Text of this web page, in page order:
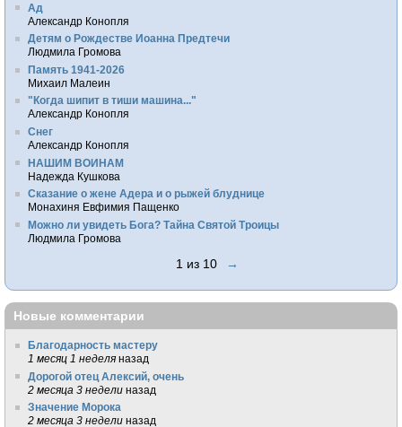
Ад
Александр Конопля
Детям о Рождестве Иоанна Предтечи
Людмила Громова
Память 1941-2026
Михаил Малеин
"Когда шипит в тиши машина..."
Александр Конопля
Снег
Александр Конопля
НАШИМ ВОИНАМ
Надежда Кушкова
Сказание о жене Адера и о рыжей блуднице
Монахиня Евфимия Пащенко
Можно ли увидеть Бога? Тайна Святой Троицы
Людмила Громова
1 из 10 →
Новые комментарии
Благодарность мастеру
1 месяц 1 неделя назад
Дорогой отец Алексий, очень
2 месяца 3 недели назад
Значение Морока
2 месяца 3 недели назад